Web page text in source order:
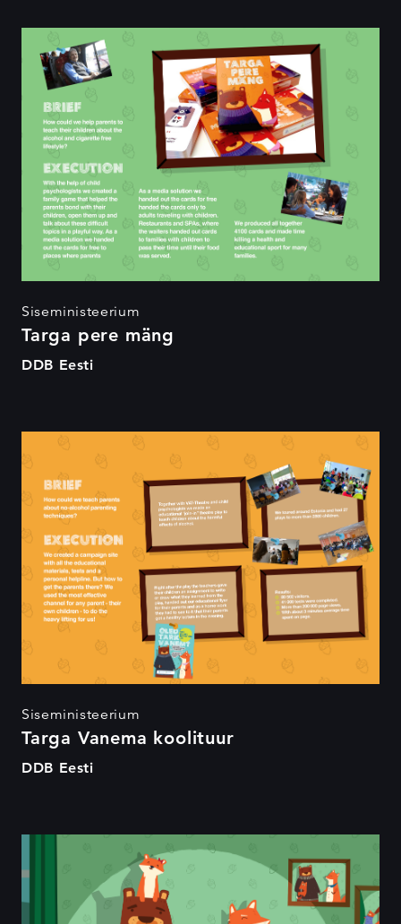
Targa pere mäng
Siseministeerium
Targa pere mäng
DDB Eesti
Targa Vanema koolituur
Siseministeerium
Targa Vanema koolituur
DDB Eesti
Tark Vanem 2015